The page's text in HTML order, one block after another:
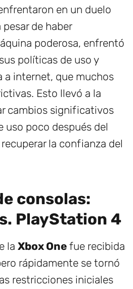
en un duelo
de haber
poderosa, enfrentó
políticas de uso y
a internet, que muchos
Esto llevó a la
cambios significativos
uso poco después del
la confianza del
consolas:
PlayStation 4
la Xbox One fue recibida
rápidamente se tornó
restricciones iniciales